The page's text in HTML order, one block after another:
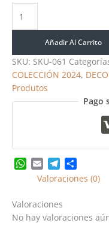
Añadir Al Carrito
SKU: SKU-061
COLECCIÓN 2024,
Produtos
Pago
WhatsApp
EmailTelegram
Valoraciones (0)
Valoraciones
No hay valoraciones